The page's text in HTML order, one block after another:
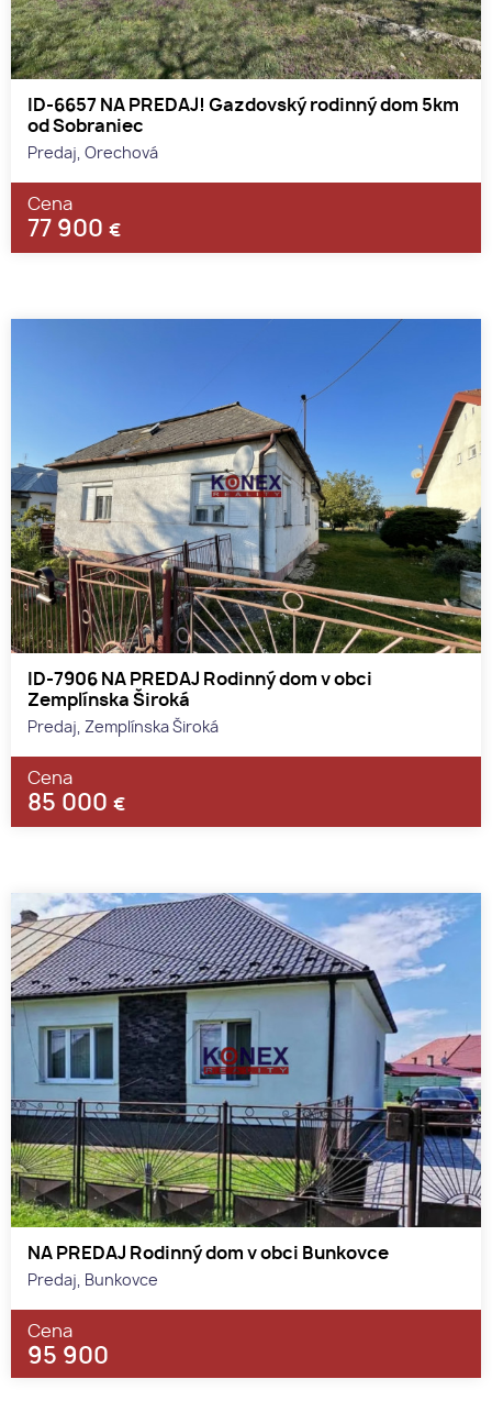
ID-6657 NA PREDAJ! Gazdovský rodinný dom 5km
od Sobraniec
Predaj, Orechová
Cena
77 900 €
ID-7906 NA PREDAJ Rodinný dom v obci
Zemplínska Široká
Predaj, Zemplínska Široká
Cena
85 000 €
NA PREDAJ Rodinný dom v obci Bunkovce
Predaj, Bunkovce
Cena
95 900